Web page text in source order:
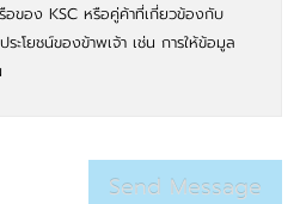
รือของ KSC หรือคู่ค้าที่เกี่ยวข้องกับ
ระโยชน์ของข้าพเจ้า เช่น การให้ข้อมูล